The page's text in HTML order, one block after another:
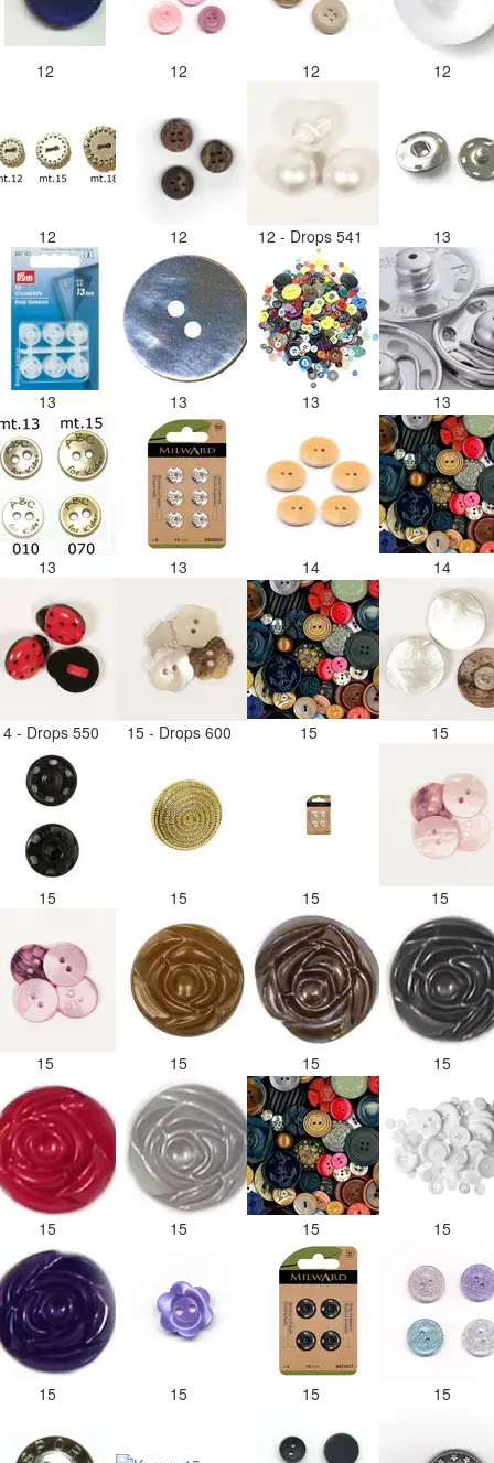
12 12 12 12
12 12 12 - Drops 541 13
13 13 13 13
13 13 14 14
- Drops 550 15 - Drops 600 15 15
15 15 15 15
15 15 15 15
15 15 15 15
15 15 15 15